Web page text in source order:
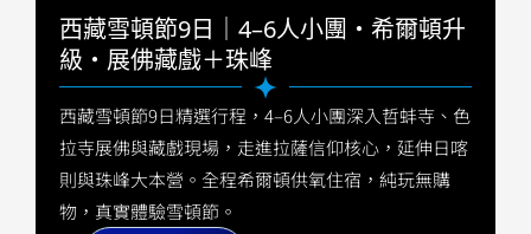
西藏雪頓節9日｜4–6人小團・希爾頓升
級・展佛藏戲＋珠峰
西藏雪頓節9日精選行程，4–6人小團深入哲蚌寺、色
拉寺展佛與藏戲現場，走進拉薩信仰核心，延伸日喀
則與珠峰大本營。全程希爾頓供氧住宿，純玩無購
物，真實體驗雪頓節。